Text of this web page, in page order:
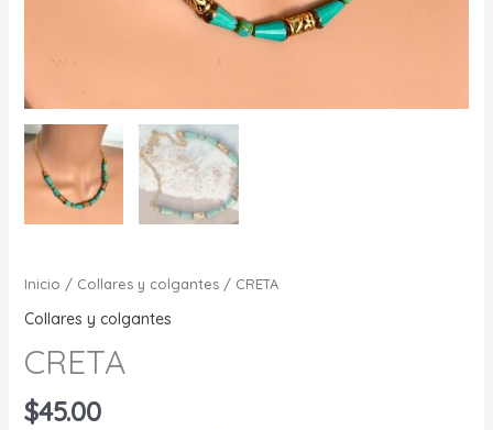
Inicio / Collares y colgantes/ CRETA
Collares y colgantes
CRETA
$45.00